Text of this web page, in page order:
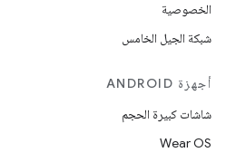
الخصوصية
شبكة الجيل الخامس
أجهزة ANDROID
شاشات كبيرة الحجم
Wear OS